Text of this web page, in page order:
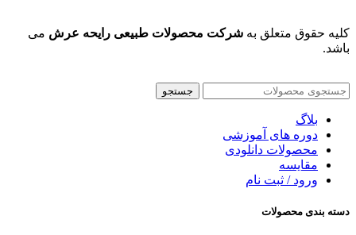
کلیه حقوق متعلق به شرکت محصولات طبیعی رایحه عرش می
باشد.
جستجو
بلاگ
دوره های آموزشی
محصولات دانلودی
مقایسه
ورود / ثبت نام
دسته بندی محصولات